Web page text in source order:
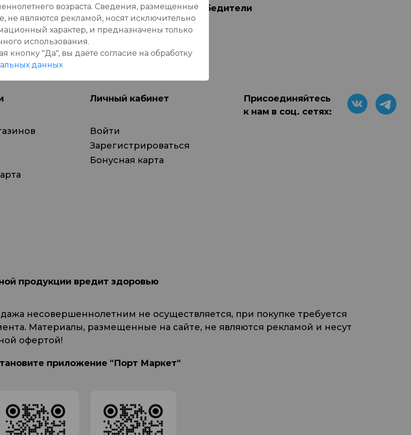
#Акция #Розыгрыш #Победители
Личный кабинет
Войти
Зарегистрироваться
Бонусная карта
Присоединяйтесь
к нам в соц. сетях:
продукции вредит здоровью
несовершеннолетним не осуществляется, при покупке требуется
Материалы, размещенные на сайте, не являются рекламой и несут
офертой!
приложение "Порт Маркет"
возраста. Сведения, размещенные
не являются рекламой, носят исключительно
характер, и предназначены только
использования.
кнопку "Да", вы даёте cогласие на обработку
данных